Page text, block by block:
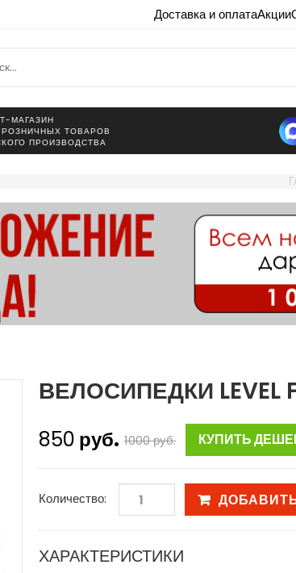
Доставка и оплатаАкции
МАГАЗИН
ТОВАРОВ
ПРОИЗВОДСТВА
ВЕЛОСИПЕДКИ LEVEL
850 руб. 1000руб. КУПИТЬ
Количество:
ХАРАКТЕРИСТИКИ